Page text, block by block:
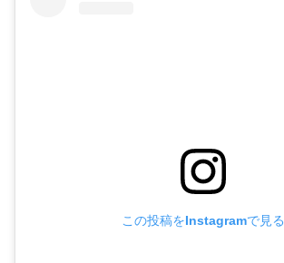
この投稿をInstagramで見る